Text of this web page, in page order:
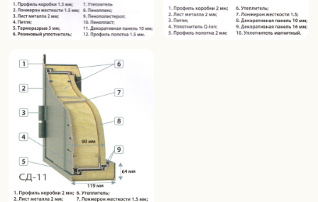
О продукции
Варианты установки дверей
Типы металлоконструкций
Образцы покрытий
Конструкции дверей